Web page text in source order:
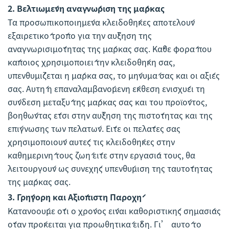
2. Βελτιωμένη αναγνώριση της μάρκας
Τα προσωπικοποιημένα κλειδοθήκες αποτελούν
εξαιρετικό τρόπο για την αύξηση της
αναγνωρισιμότητας της μάρκας σας. Κάθε φορά που
κάποιος χρησιμοποιεί την κλειδοθήκη σας,
υπενθυμίζεται η μάρκα σας, το μήνυμά σας και οι αξίες
σας. Αυτή η επαναλαμβανόμενη έκθεση ενισχύει τη
σύνδεση μεταξύ της μάρκας σας και του προϊόντος,
βοηθώντας έτσι στην αύξηση της πιστότητας και της
επίγνωσης των πελατών. Είτε οι πελάτες σας
χρησιμοποιούν αυτές τις κλειδοθήκες στην
καθημερινή τους ζωή είτε στην εργασία τους, θα
λειτουργούν ως συνεχής υπενθύμιση της ταυτότητας
της μάρκας σας.
3. Γρήγορη και Αξιόπιστη Παροχή
Κατανοούμε ότι ο χρόνος είναι καθοριστικής σημασίας
όταν πρόκειται για προωθητικά είδη. Γι’ αυτό το